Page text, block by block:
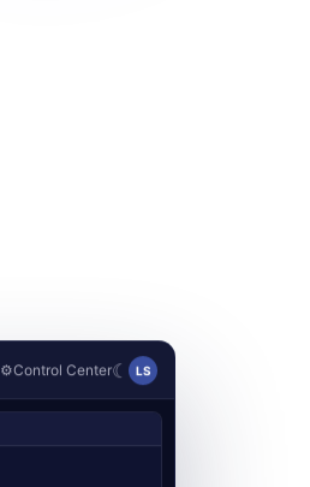
⚙Control Center☾ LS